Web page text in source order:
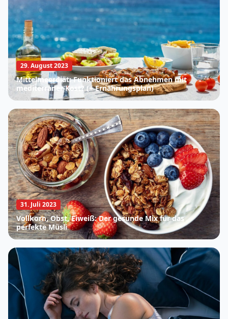
29. August 2023
Mittelmeerdiät: Funktioniert das Abnehmen mit
mediterraner Kost? (+ Ernährungsplan)
31. Juli 2023
Vollkorn, Obst, Eiweiß: Der gesunde Mix für das
perfekte Müsli